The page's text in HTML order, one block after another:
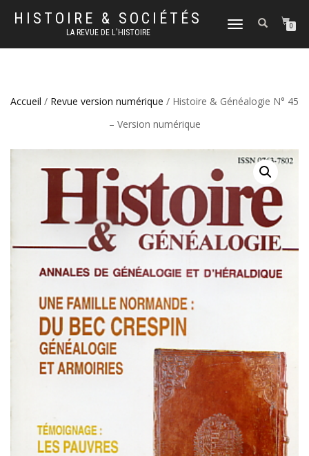
HISTOIRE & SOCIÉTÉS
LA REVUE DE L'HISTOIRE
DÉPLIER
NAVIGATION
0
Accueil / Revue version numérique / Histoire & Généalogie N° 45
– Version numérique